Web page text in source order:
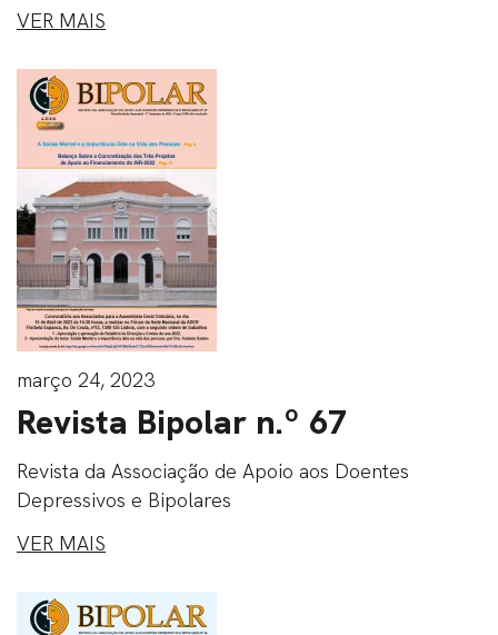
VER MAIS
março 24, 2023
Revista Bipolar n.º 67
Revista da Associação de Apoio aos Doentes
Depressivos e Bipolares
VER MAIS